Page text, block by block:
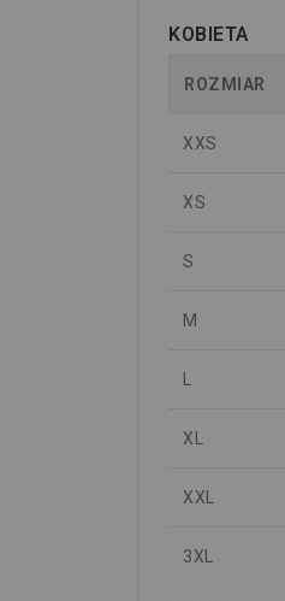
KOBIETA
ROZMIAR
XXS
XS
S
M
XL
XXL
3XL